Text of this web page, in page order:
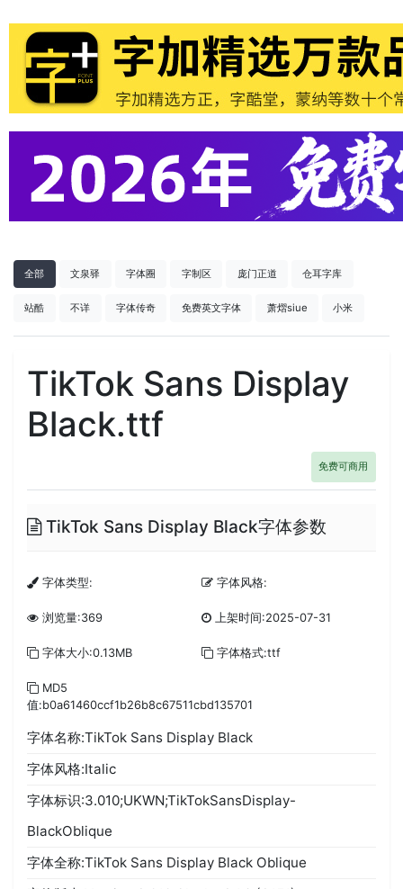
全部 文泉驿 字体圈 字制区 庞门正道 仓耳字库
站酷 不详 字体传奇 免费英文字体 萧熠siue 小米
TikTok Sans Display
Black.ttf
免费可商用
TikTok Sans Display Black字体参数
字体类型: 字体风格:
浏览量:369 上架时间:2025-07-31
字体大小:0.13MB 字体格式:ttf
MD5
值:b0a61460ccf1b26b8c67511cbd135701
字体名称:TikTok Sans Display Black
字体风格:Italic
字体标识:3.010;UKWN;TikTokSansDisplay-
BlackOblique
字体全称:TikTok Sans Display Black Oblique